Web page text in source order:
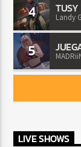
4 TUSY
Landy
5
LIVE SHOWS